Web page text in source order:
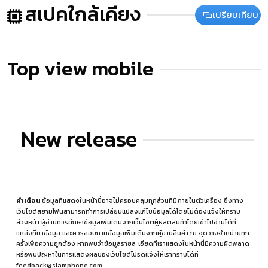
สเปคใกล้เคียง เปรียบเทียบ
Top view mobile
New release
คำเตือนข้อมูลที่แสดงในหน้านี้อาจไม่ครอบคลุมทุกส่วนที่มีภายในตัวเครื่อง ซึ่งทาง
เว็บไซต์สยามโฟนสามารถทำการเปลี่ยนแปลงแก้ไขข้อมูลได้โดยไม่ต้องแจ้งให้ทราบ
ล่วงหน้า ผู้อ่านควรศึกษาข้อมูลเพิ่มเติมจากเว็บไซต์ผู้ผลิตสินค้าโดยเข้าไปอ่านได้ที่
แหล่งที่มาข้อมูล และควรสอบถามข้อมูลเพิ่มเติมจากผู้ขายสินค้า ณ จุดวางจำหน่ายทุก
ครั้งเพื่อความถูกต้อง หากพบว่าข้อมูลรายละเอียดที่เราแสดงในหน้านี้มีความผิดพลาด
หรือพบปัญหาในการแสดงผลของเว็บไซต์โปรดแจ้งให้เราทราบได้ที่
feedback@siamphone.com